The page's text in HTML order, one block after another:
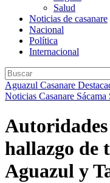
Salud
Noticias de casanare
Nacional
Política
Internacional
Aguazul Casanare
Noticias Casanare Sácama
hallazgo de
Aguazul y